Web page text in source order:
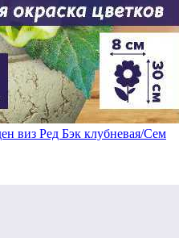
виз Ред Бэк клубневая/Сем